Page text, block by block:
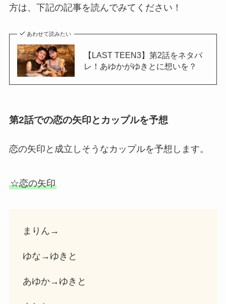
方は、下記の記事を読んでみてください！
あわせて読みたい
【LAST TEEN3】第2話をネタバ
レ！あゆかがゆきとに想いを？
第2話での恋の矢印とカップルを予想
恋の矢印と成立しそうなカップルを予想します。
☆恋の矢印
まりん→
ゆな→ゆきと
あゆか→ゆきと